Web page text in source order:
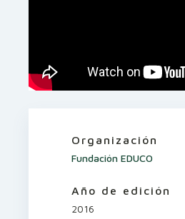
Organización
Fundación EDUCO
Año de edición
2016